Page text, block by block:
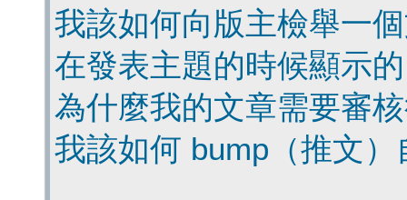
我該如何向版主檢舉一
在發表主題的時候顯示
為什麼我的文章需要審
我該如何 bump（推文